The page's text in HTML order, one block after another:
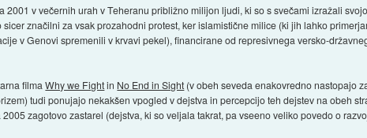
2001 v večernih urah v Teheranu približno milijon ljudi, ki so s svečami izražali
značilni za vsak prozahodni protest, ker islamistične milice (ki jih lahko
v Genovi spremenili v krvavi pekel), financirane od represivnega versko-
filmaWhy we Fightin No End in Sight (v obeh seveda enakovredno nastopajo
tudi ponujajo nekakšen vpogled v dejstva in percepcijo teh dejstev na obeh
zagotovo zastarel (dejstva, ki so veljala takrat, pa vseeno veliko povedo o